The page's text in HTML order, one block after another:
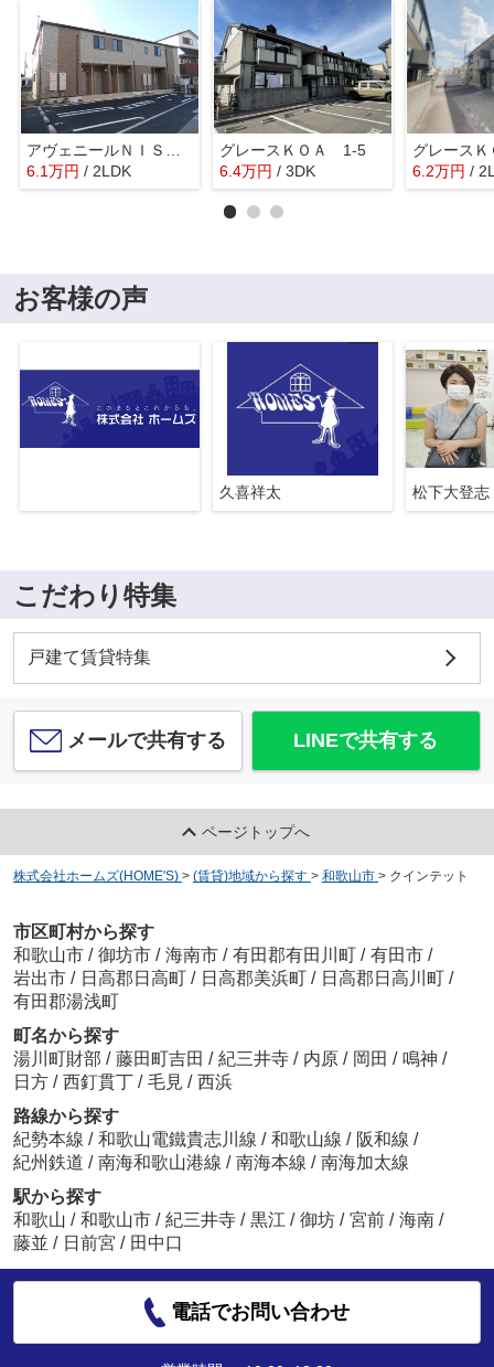
6.1万円 / 2LDK
グレースＫＯＡ 1-5
6.4万円 / 3DK
グレース
6.2万円 /
お客様の声
久喜祥太 松下大登志
こだわり特集
戸建て賃貸特集
メールで共有する LINEで共有する
ページトップへ
株式会社ホームズ(HOME'S) > (賃貸)地域から探す > 和歌山市 > クインテット
市区町村から探す
和歌山市 / 御坊市 / 海南市 / 有田郡有田川町 / 有田市 /
岩出市 / 日高郡日高町 / 日高郡美浜町 / 日高郡日高川町 /
有田郡湯浅町
町名から探す
湯川町財部 / 藤田町吉田 / 紀三井寺 / 内原 / 岡田 / 鳴神 /
日方 / 西釘貫丁 / 毛見 / 西浜
路線から探す
紀勢本線 / 和歌山電鐵貴志川線 / 和歌山線 / 阪和線 /
紀州鉄道 / 南海和歌山港線 / 南海本線 / 南海加太線
駅から探す
和歌山 / 和歌山市 / 紀三井寺 / 黒江 / 御坊 / 宮前 / 海南 /
藤並 / 日前宮 / 田中口
電話でお問い合わせ